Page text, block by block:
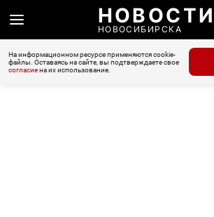
НОВОСТИ
НОВОСИБИРСКА
На информационном ресурсе применяются cookie-
файлы. Оставаясь на сайте, вы подтверждаете свое
согласиена их использование.